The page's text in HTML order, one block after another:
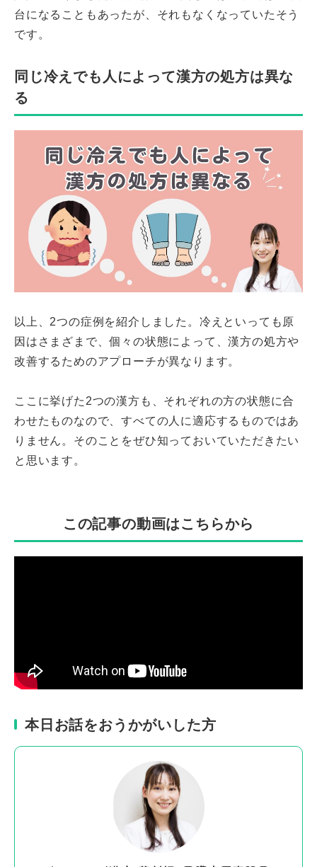
台になることもあったが、それもなくなっていたそう
です。
同じ冷えでも人によって漢方の処方は異な
る
以上、2つの症例を紹介しました。冷えといっても原
因はさまざまで、個々の状態によって、漢方の処方や
改善するためのアプローチが異なります。
ここに挙げた2つの漢方も、それぞれの方の状態に合
わせたものなので、すべての人に適応するものではあ
りません。そのことをぜひ知っておいていただきたい
と思います。
この記事の動画はこちらから
本日お話をおうかがいした方